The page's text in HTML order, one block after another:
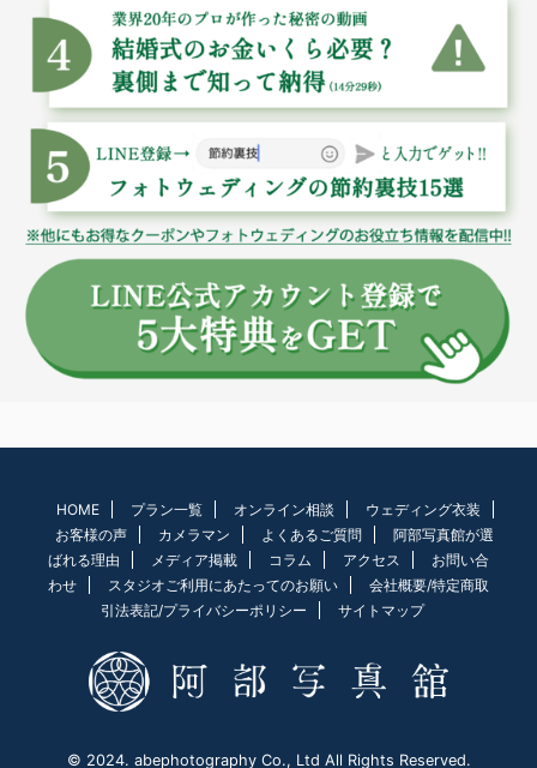
HOME プラン一覧 オンライン相談
ウェディング衣装
お客様の声
カメラマン よくあるご質問
阿部写真館が選
ばれる理由
メディア掲載 コラム アクセス
お問い合
わせ
スタジオご利用にあたってのお願い
会社概要/特定商取
引法表記/プライバシーポリシー
サイトマップ
© 2024. abephotography Co., Ltd All Rights Reserved.